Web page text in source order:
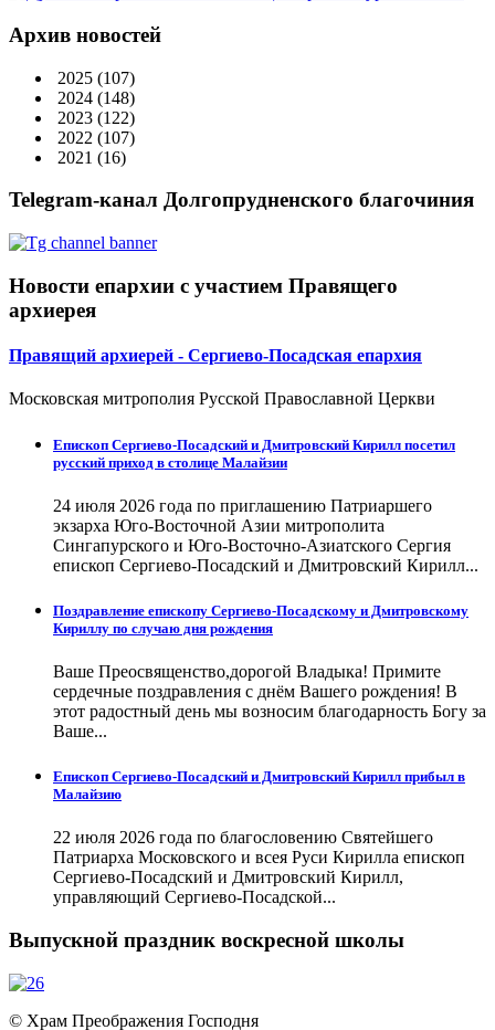
Архив новостей
2025 (107)
2024 (148)
2023 (122)
2022 (107)
2021 (16)
Telegram-канал Долгопрудненского благочиния
Новости епархии с участием Правящего
архиерея
Правящий архиерей - Сергиево-Посадская епархия
Московская митрополия Русской Православной Церкви
Епископ Сергиево-Посадский и Дмитровский Кирилл посетил
русский приход в столице Малайзии
24 июля 2026 года по приглашению Патриаршего
экзарха Юго-Восточной Азии митрополита
Сингапурского и Юго-Восточно-Азиатского Сергия
епископ Сергиево-Посадский и Дмитровский Кирилл...
Поздравление епископу Сергиево-Посадскому и Дмитровскому
Кириллу по случаю дня рождения
Ваше Преосвященство,дорогой Владыка! Примите
сердечные поздравления с днём Вашего рождения! В
этот радостный день мы возносим благодарность Богу за
Ваше...
Епископ Сергиево-Посадский и Дмитровский Кирилл прибыл в
Малайзию
22 июля 2026 года по благословению Святейшего
Патриарха Московского и всея Руси Кирилла епископ
Сергиево-Посадский и Дмитровский Кирилл,
управляющий Сергиево-Посадской...
Выпускной праздник воскресной школы
© Храм Преображения Господня